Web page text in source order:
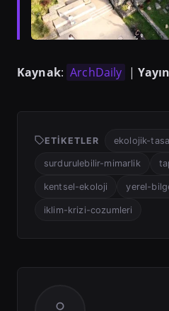
Kaynak: ArchDaily |
ETIKETLER ekolojik-
surdurulebilir-mimarlik
kentsel-ekoloji yerel-
iklim-krizi-cozumleri